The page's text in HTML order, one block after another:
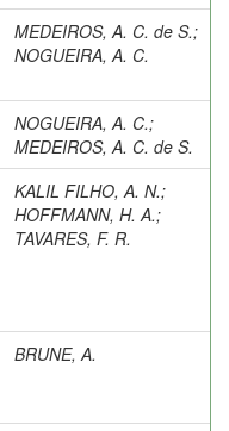
MEDEIROS, A. C. de S.;
NOGUEIRA, A. C.
NOGUEIRA, A. C.;
MEDEIROS, A. C. de S.
KALIL FILHO, A. N.;
HOFFMANN, H. A.;
TAVARES, F. R.
BRUNE, A.